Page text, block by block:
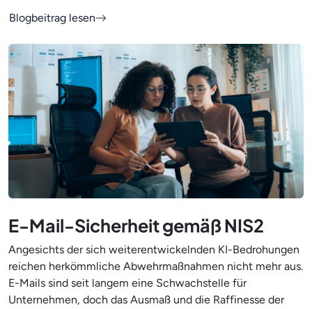
Blogbeitrag lesen
E-Mail-Sicherheit gemäß NIS2
Angesichts der sich weiterentwickelnden KI-Bedrohungen
reichen herkömmliche Abwehrmaßnahmen nicht mehr aus.
E-Mails sind seit langem eine Schwachstelle für
Unternehmen, doch das Ausmaß und die Raffinesse der